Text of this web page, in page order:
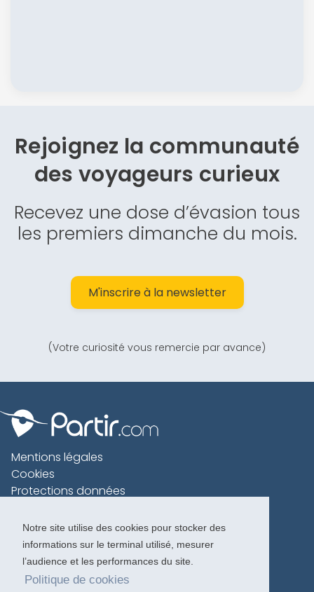
Notre site utilise des cookies pour stocker des
informations sur le terminal utilisé, mesurer
l’audience et les performances du site.
Politique de cookies
Rejoignez la communauté
desvoyageurs curieux
Recevez une dose d’évasion tous
les premiers dimanche du mois.
M'inscrire à la newsletter
(Votre curiosité vous remercie par avance)
Mentions légales
Cookies
Protections données
Charte voyageur
Copyright 1996-2026